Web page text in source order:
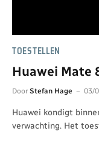
TOESTELLEN
Huawei Mate
Door Stefan Hage 03/
Huawei kondigt
verwachting. Het